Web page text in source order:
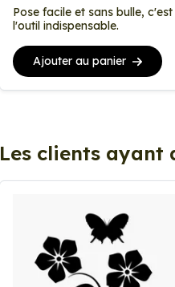
Pose facile et sans bulle, c'est
l'outil indispensable.
Ajouter au panier
Les clients ayant